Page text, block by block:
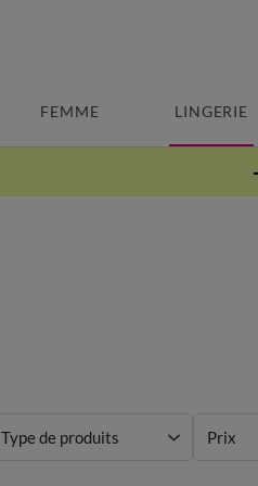
FEMME LINGERIE
Type de produits Prix